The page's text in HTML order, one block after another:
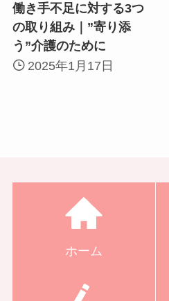
働き手不足に対する3つ
の取り組み｜”寄り添
う”介護のために
2025年1月17日
ホーム